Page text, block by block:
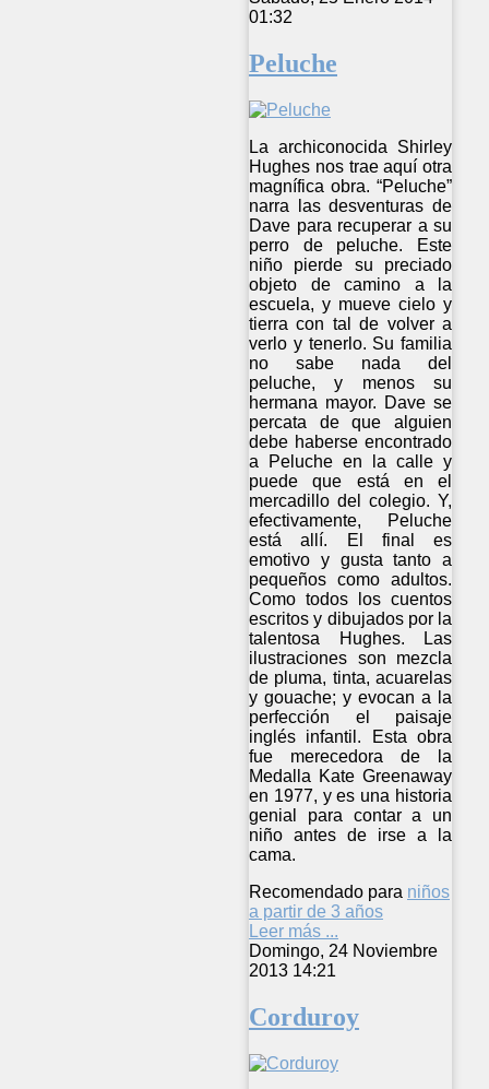
01:32
Peluche
La archiconocida Shirley
Hughes nos trae aquí otra
magnífica obra. “Peluche”
narra las desventuras de
Dave para recuperar a su
perro de peluche. Este
niño pierde su preciado
objeto de camino a la
escuela, y mueve cielo y
tierra con tal de volver a
verlo y tenerlo. Su familia
no sabe nada del
peluche, y menos su
hermana mayor. Dave se
percata de que alguien
debe haberse encontrado
a Peluche en la calle y
puede que está en el
mercadillo del colegio. Y,
efectivamente, Peluche
está allí. El final es
emotivo y gusta tanto a
pequeños como adultos.
Como todos los cuentos
escritos y dibujados por la
talentosa Hughes. Las
ilustraciones son mezcla
de pluma, tinta, acuarelas
y gouache; y evocan a la
perfección el paisaje
inglés infantil. Esta obra
fue merecedora de la
Medalla Kate Greenaway
en 1977, y es una historia
genial para contar a un
niño antes de irse a la
cama.
Recomendado para niños
a partir de 3 años
Leer más ...
Domingo, 24 Noviembre
2013 14:21
Corduroy